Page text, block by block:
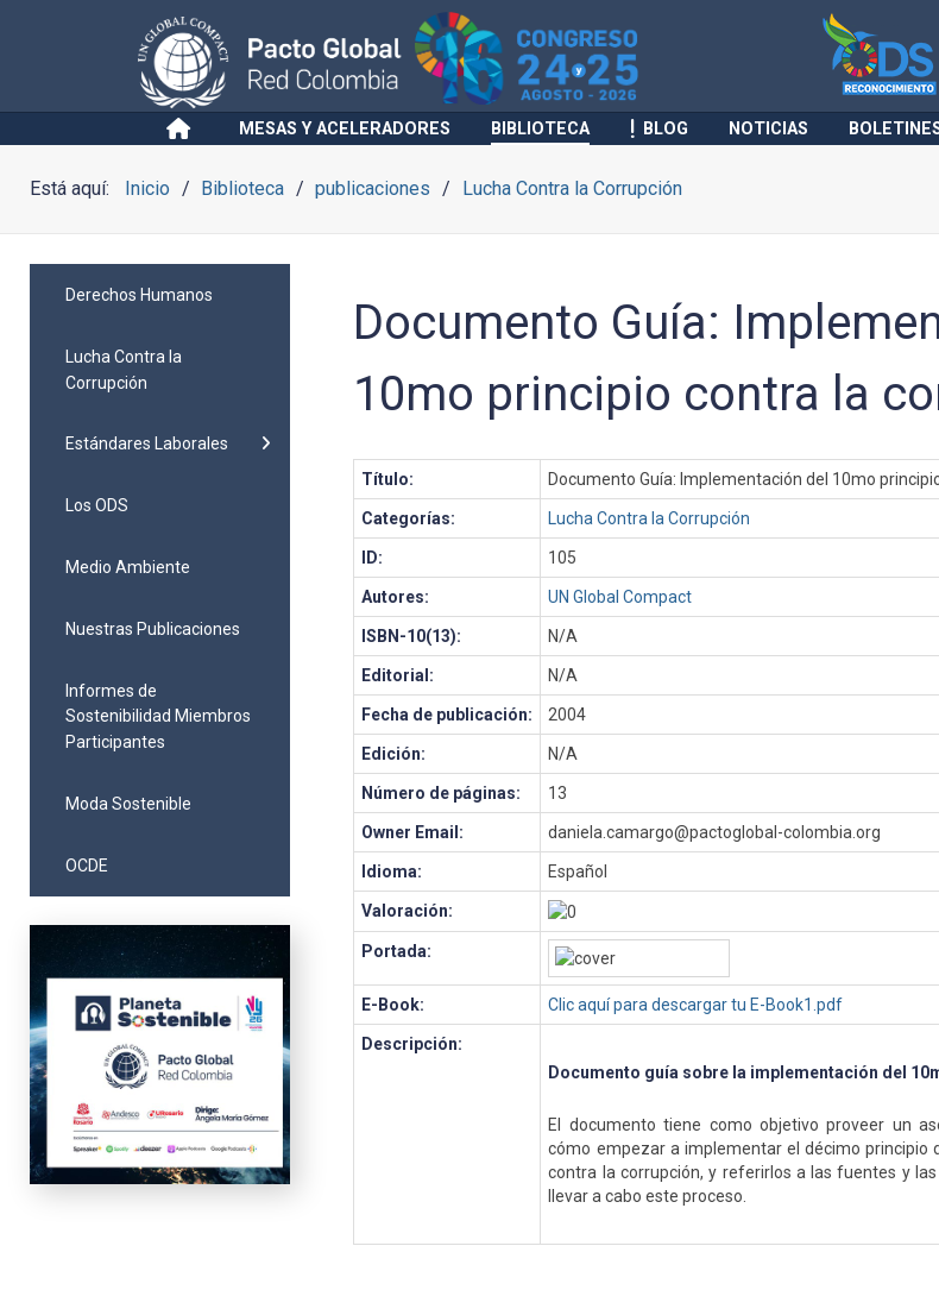
MESAS Y ACELERADORES BIBLIOTECA BLOG NOTICIAS
Está aquí: Inicio Biblioteca publicaciones Lucha Contra la Corrupción
Derechos Humanos
Lucha Contra la
Corrupción
Estándares Laborales
Los ODS
Medio Ambiente
Nuestras Publicaciones
Informes de
Sostenibilidad Miembros
Participantes
Moda Sostenible
OCDE
Documento Guía:
10mo principio contra la
Título: Documento Guía: Implementación del 10mo
Categorías: Lucha Contra la Corrupción
ID: 105
Autores: UN Global Compact
ISBN-10(13): N/A
Editorial: N/A
Fecha de publicación: 2004
Edición: N/A
Número de páginas: 13
Owner Email: daniela.camargo@pactoglobal-colombia.org
Idioma: Español
Valoración:
Portada:
E-Book: Clic aquí para descargar tu E-Book1.pdf
Descripción:
Documento guía sobre la implementación del
El documento tiene como objetivo proveer un
cómo empezar a implementar el décimo principio
contra la corrupción, y referirlos a las fuentes y
llevar a cabo este proceso.